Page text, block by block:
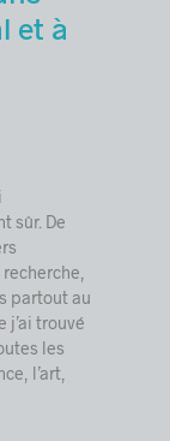
et à
sûr. De
partout au
j’ai trouvé
les
l’art,